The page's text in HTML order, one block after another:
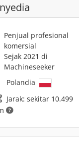
Penjual profesional
komersial
Sejak 2021 di
Machineseeker
Polandia
Jarak: sekitar 10.499